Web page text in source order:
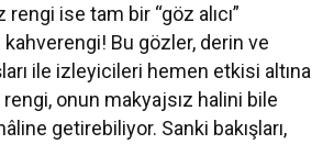
rengi ise tam bir “göz alıcı”
kahverengi! Bu gözler, derin ve
ile izleyicileri hemen etkisi altına
rengi, onun makyajsız halini bile
getirebiliyor. Sanki bakışları,